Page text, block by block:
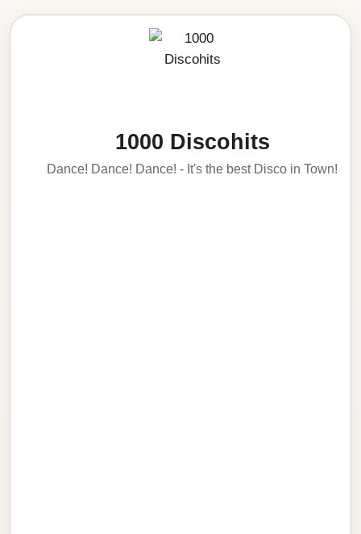
1000 Discohits
Dance! Dance! Dance! - It's the best Disco in Town!